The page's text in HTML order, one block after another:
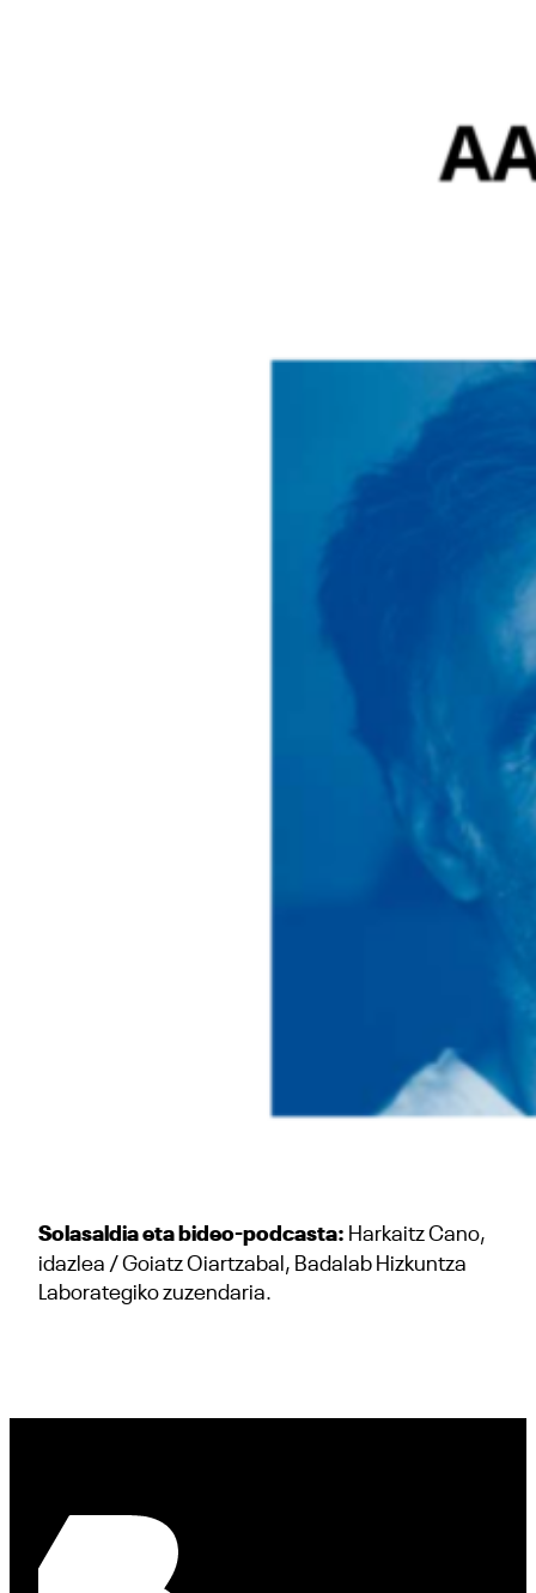
Solasaldia eta bideo-podcasta: Harkaitz Cano,
idazlea / Goiatz Oiartzabal, Badalab Hizkuntza
Laborategiko zuzendaria.